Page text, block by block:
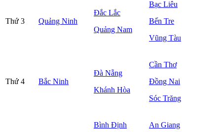
Thứ 3 Quảng Ninh
Đắc Lắc
Quảng Nam
Bạc Liêu
Bến Tre
Vũng Tàu
Thứ 4 Bắc Ninh
Đà Nẵng
Khánh Hòa
Cần Thơ
Đồng Nai
Sóc Trăng
Bình Định
An Giang